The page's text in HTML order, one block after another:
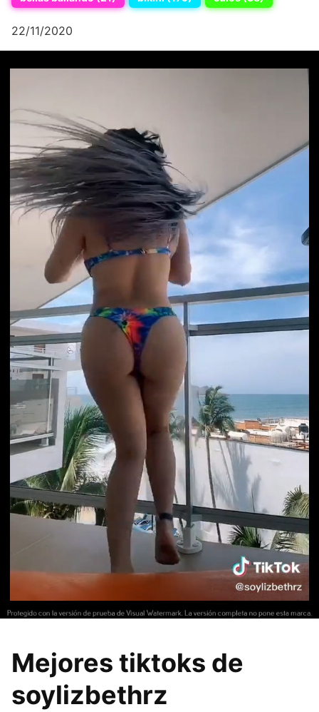
22/11/2020
Mejores tiktoks de
soylizbethrz